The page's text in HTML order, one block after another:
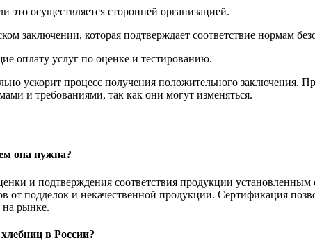
это осуществляется сторонней организацией.
заключении, которая подтверждает соответствие нормам
оплату услуг по оценке и тестированию.
ускорит процесс получения положительного заключения.
и требованиями, так как они могут изменяться.
она нужна?
и подтверждения соответствия продукции установленным
от подделок и некачественной продукции. Сертификация
на рынке.
в России?